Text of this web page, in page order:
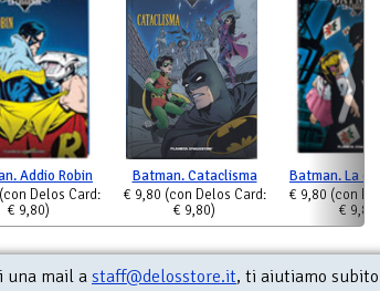
Addio Robin
(con Delos Card:
€ 9,80)
Batman. Cataclisma
€ 9,80 (con Delos Card:
€ 9,80)
Batman. La
€ 9,80 (con
€ 9,80)
una mail a staff@delosstore.it, ti aiutiamo